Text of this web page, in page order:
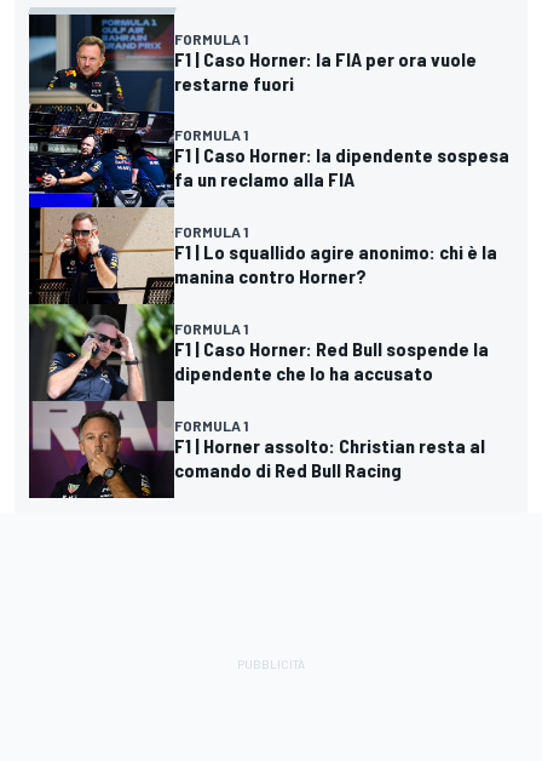
FORMULA 1
F1 | Caso Horner: la FIA per ora vuole
restarne fuori
FORMULA 1
F1 | Caso Horner: la dipendente sospesa
fa un reclamo alla FIA
FORMULA 1
F1 | Lo squallido agire anonimo: chi è la
manina contro Horner?
FORMULA 1
F1 | Caso Horner: Red Bull sospende la
dipendente che lo ha accusato
FORMULA 1
F1 | Horner assolto: Christian resta al
comando di Red Bull Racing